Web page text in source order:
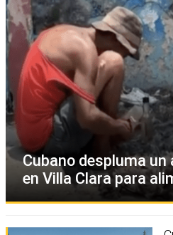
Cubano despluma
en Villa Clara para